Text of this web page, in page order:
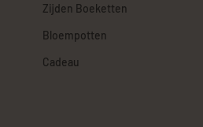
Zijden Boeketten
Bloempotten
Cadeau